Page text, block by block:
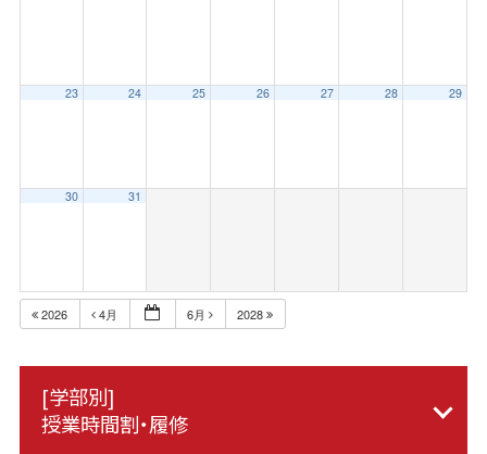
23 24 25 26 27 28 29
30 31
2026 4月 6月 2028
[学部別]
授業時間割・履修